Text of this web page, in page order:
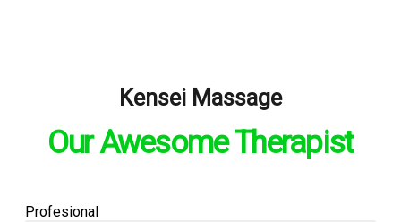
Kensei Massage
Our Awesome Therapist
Profesional